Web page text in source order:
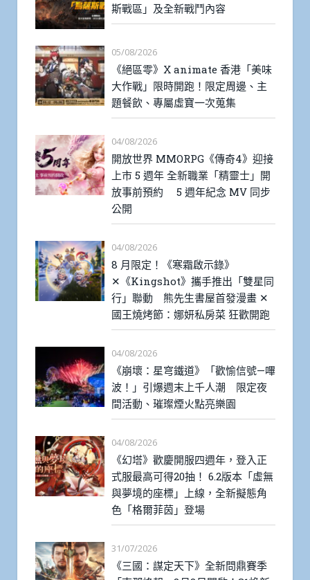
斯戰區」及全新戰鬥內容
05/08/2026
《絕區零》X animate 香港「美味
大作戰」限時開跑！限定周邊、主
題餐飲、專屬虛寶一次蒐集
04/08/2026
開放世界 MMORPG《傳奇4》迎接
上市 5 週年 全新職業「精靈士」開
放事前預約 5 週年紀念 MV 同步
公開
04/08/2026
8 月限定！《寒霜啟示錄》
✕《Kingshot》攜手推出「雙星同
行」聯動 熊先生書屋首發漫畫 ✕
國王燒烤節：娜妍私房菜 狂歡開跑
04/08/2026
《崩壞：星穹鐵道》「歡愉信號—嗶
波！」引爆週末上千人潮 限定夜
間活動、璀璨煙火點亮樂園
04/08/2026
《幻塔》歡慶開服四週年，登入正
式服最高可得20抽！ 6.2版本「虛無
與夢境的座標」上線，全新擬態角
色「格爾菲茵」登場
31/07/2026
《三國：謀定天下》全新問鼎賽季